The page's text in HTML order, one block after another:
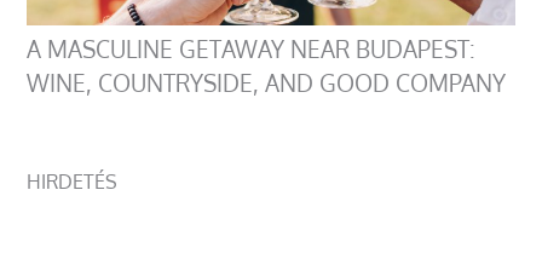
A MASCULINE GETAWAY NEAR BUDAPEST:
WINE, COUNTRYSIDE, AND GOOD COMPANY
HIRDETÉS